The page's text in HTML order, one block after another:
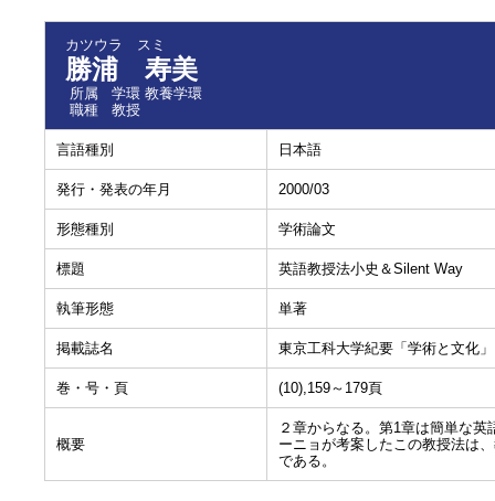
カツウラ スミ
勝浦 寿美
所属
学環 教養学環
職種
教授
言語種別 日本語
発行・発表の年月 2000/03
形態種別 学術論文
標題 英語教授法小史＆Silent Way
執筆形態 単著
掲載誌名 東京工科大学紀要「学術と文化」
巻・号・頁 (10),159～179頁
概要
２章からなる。第1章は簡単な
ーニョが考案したこの教授法は
である。